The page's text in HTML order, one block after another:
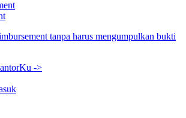
tanpa harus mengumpulkan bukti
->